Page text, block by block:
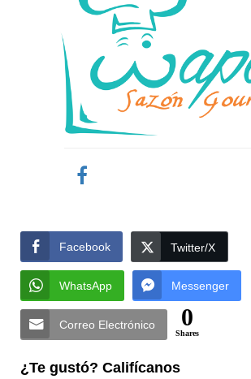
Facebook Twitter/X
WhatsApp Messenger
Correo Electrónico 0
Shares
¿Te gustó? Califícanos